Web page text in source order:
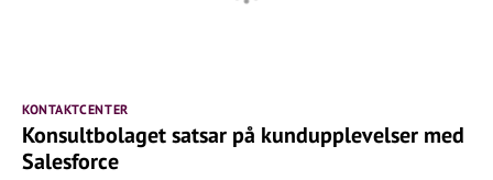
KONTAKTCENTER
Konsultbolaget satsar på kundupplevelser med
Salesforce